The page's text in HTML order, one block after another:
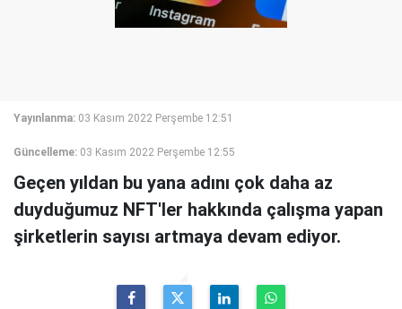
Yayınlanma: 03 Kasım 2022 Perşembe 12:51
Güncelleme: 03 Kasım 2022 Perşembe 12:55
Geçen yıldan bu yana adını çok daha az
duyduğumuz NFT'ler hakkında çalışma yapan
şirketlerin sayısı artmaya devam ediyor.